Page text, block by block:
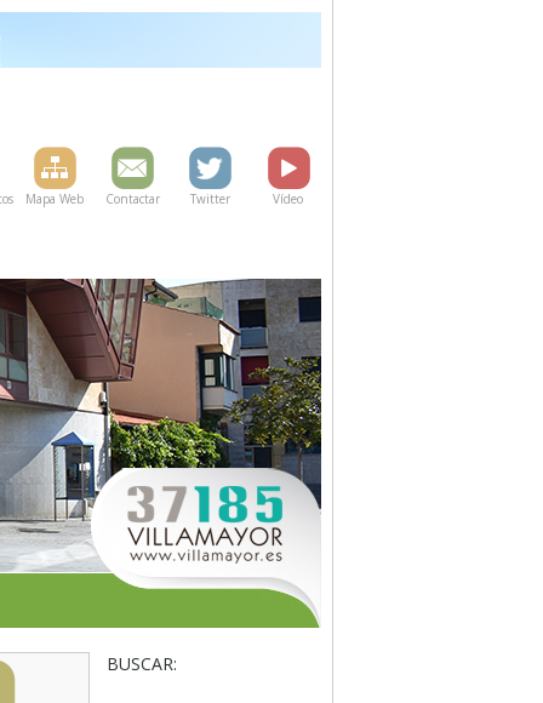
Mapa Web Contactar Twitter Vídeo
BUSCAR: